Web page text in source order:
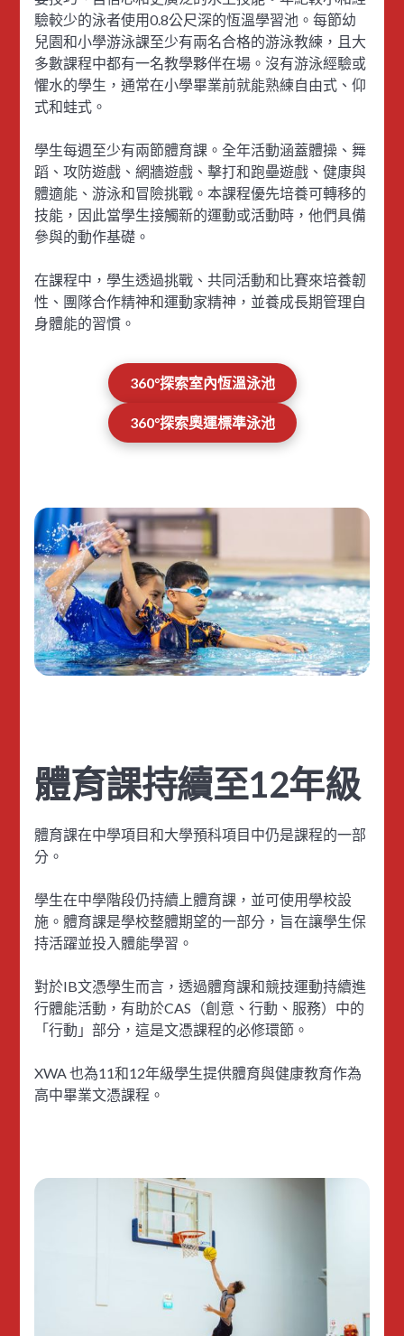
驗較少的泳者使用0.8公尺深的恆溫學習池。每節幼
兒園和小學游泳課至少有兩名合格的游泳教練，且大
多數課程中都有一名教學夥伴在場。沒有游泳經驗或
懼水的學生，通常在小學畢業前就能熟練自由式、仰
式和蛙式。
學生每週至少有兩節體育課。全年活動涵蓋體操、舞
蹈、攻防遊戲、網牆遊戲、擊打和跑壘遊戲、健康與
體適能、游泳和冒險挑戰。本課程優先培養可轉移的
技能，因此當學生接觸新的運動或活動時，他們具備
參與的動作基礎。
在課程中，學生透過挑戰、共同活動和比賽來培養韌
性、團隊合作精神和運動家精神，並養成長期管理自
身體能的習慣。
360°探索室內恆溫泳池
360°探索奧運標準泳池
體育課持續至12年級
體育課在中學項目和大學預科項目中仍是課程的一部
分。
學生在中學階段仍持續上體育課，並可使用學校設
施。體育課是學校整體期望的一部分，旨在讓學生保
持活躍並投入體能學習。
對於IB文憑學生而言，透過體育課和競技運動持續進
行體能活動，有助於CAS（創意、行動、服務）中的
「行動」部分，這是文憑課程的必修環節。
XWA 也為11和12年級學生提供體育與健康教育作為
高中畢業文憑課程。